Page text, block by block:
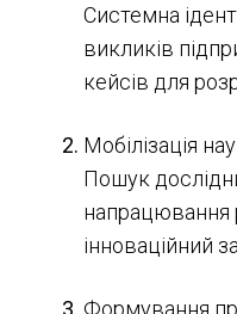
Системна
викликів
кейсів для
Мобілізація
Пошук
напрацювання
інноваційний
Формування